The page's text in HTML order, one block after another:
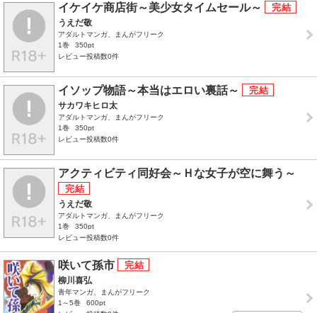
イケイケ商店街～美少女タイムセール～
うえだ敬
アダルトマンガ、まんがフリーク
1巻
350pt
レビュー投稿数0件
イソップ物語～本当はエロい裏話～
サカワキヒロ太
アダルトマンガ、まんがフリーク
1巻
350pt
レビュー投稿数0件
アクティビティ同好会～Ｈな女子が空に舞う～
うえだ敬
アダルトマンガ、まんがフリーク
1巻
350pt
レビュー投稿数0件
咲いて孫市
柳川喜弘
青年マンガ、まんがフリーク
1～5巻
600pt